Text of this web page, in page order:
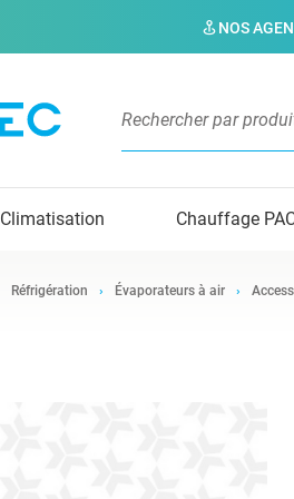
NOS
Climatisation Chauffage
Réfrigération Évaporateurs à air